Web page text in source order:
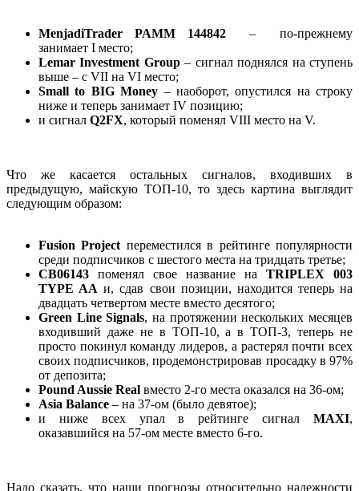
MenjadiTrader PAMM144842– по-прежнему
занимает I место;
Lemar Investment Group– сигнал поднялся на ступень
выше – с VII на VI место;
Small to BIG Money – наоборот, опустился на строку
ниже и теперь занимает IV позицию;
и сигнал Q2FX, который поменял VIII место на V.
Что же касается остальных сигналов, входивших в
предыдущую, майскую ТОП-10, то здесь картина выглядит
следующим образом:
Fusion Projectпереместился в рейтинге популярности
среди подписчиков с шестого места на тридцать третье;
CB06143 поменял свое название на
TRIPLEX 003
TYPE AA и, сдав свои позиции, находится теперь на
двадцать четвертом месте вместо десятого;
Green Line Signals, на протяжении нескольких месяцев
входивший даже не в ТОП-10, а в ТОП-3, теперь не
просто покинул команду лидеров, а растерял почти всех
своих подписчиков, продемонстрировав просадку в 97%
от депозита;
PoundAussie Real вместо 2-го места оказался на 36-ом;
Asia Balance – на 37-ом (было девятое);
и ниже всех упал в рейтинге сигнал MAXI,
оказавшийся на 57-ом месте вместо 6-го.
Надо сказать, что наши прогнозы относительно надежности